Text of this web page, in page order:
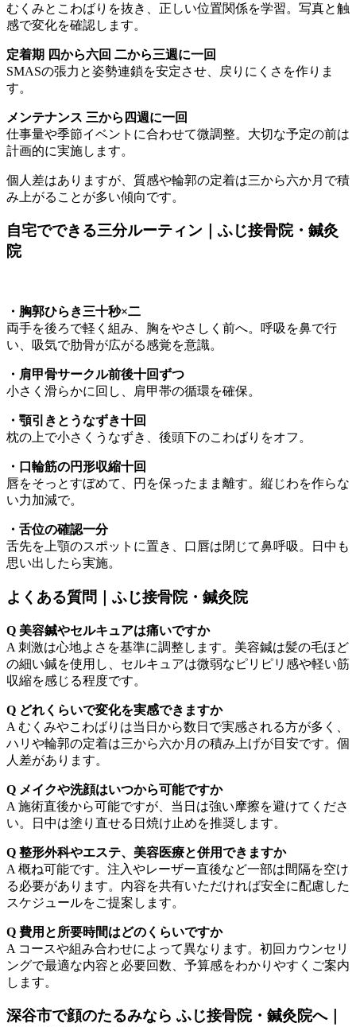
むくみとこわばりを抜き、正しい位置関係を学習。写真と触
感で変化を確認します。
定着期 四から六回 二から三週に一回
SMASの張力と姿勢連鎖を安定させ、戻りにくさを作りま
す。
メンテナンス 三から四週に一回
仕事量や季節イベントに合わせて微調整。大切な予定の前は
計画的に実施します。
個人差はありますが、質感や輪郭の定着は三から六か月で積
み上がることが多い傾向です。
自宅でできる三分ルーティン｜ふじ接骨院・鍼灸
院
・胸郭ひらき三十秒×二
両手を後ろで軽く組み、胸をやさしく前へ。呼吸を鼻で行
い、吸気で肋骨が広がる感覚を意識。
・肩甲骨サークル前後十回ずつ
小さく滑らかに回し、肩甲帯の循環を確保。
・顎引きとうなずき十回
枕の上で小さくうなずき、後頭下のこわばりをオフ。
・口輪筋の円形収縮十回
唇をそっとすぼめて、円を保ったまま離す。縦じわを作らな
い力加減で。
・舌位の確認一分
舌先を上顎のスポットに置き、口唇は閉じて鼻呼吸。日中も
思い出したら実施。
よくある質問｜ふじ接骨院・鍼灸院
Q 美容鍼やセルキュアは痛いですか
A 刺激は心地よさを基準に調整します。美容鍼は髪の毛ほど
の細い鍼を使用し、セルキュアは微弱なピリピリ感や軽い筋
収縮を感じる程度です。
Q どれくらいで変化を実感できますか
A むくみやこわばりは当日から数日で実感される方が多く、
ハリや輪郭の定着は三から六か月の積み上げが目安です。個
人差があります。
Q メイクや洗顔はいつから可能ですか
A 施術直後から可能ですが、当日は強い摩擦を避けてくださ
い。日中は塗り直せる日焼け止めを推奨します。
Q 整形外科やエステ、美容医療と併用できますか
A 概ね可能です。注入やレーザー直後など一部は間隔を空け
る必要があります。内容を共有いただければ安全に配慮した
スケジュールをご提案します。
Q 費用と所要時間はどのくらいですか
A コースや組み合わせによって異なります。初回カウンセリ
ングで最適な内容と必要回数、予算感をわかりやすくご案内
します。
深谷市で顔のたるみなら ふじ接骨院・鍼灸院へ｜